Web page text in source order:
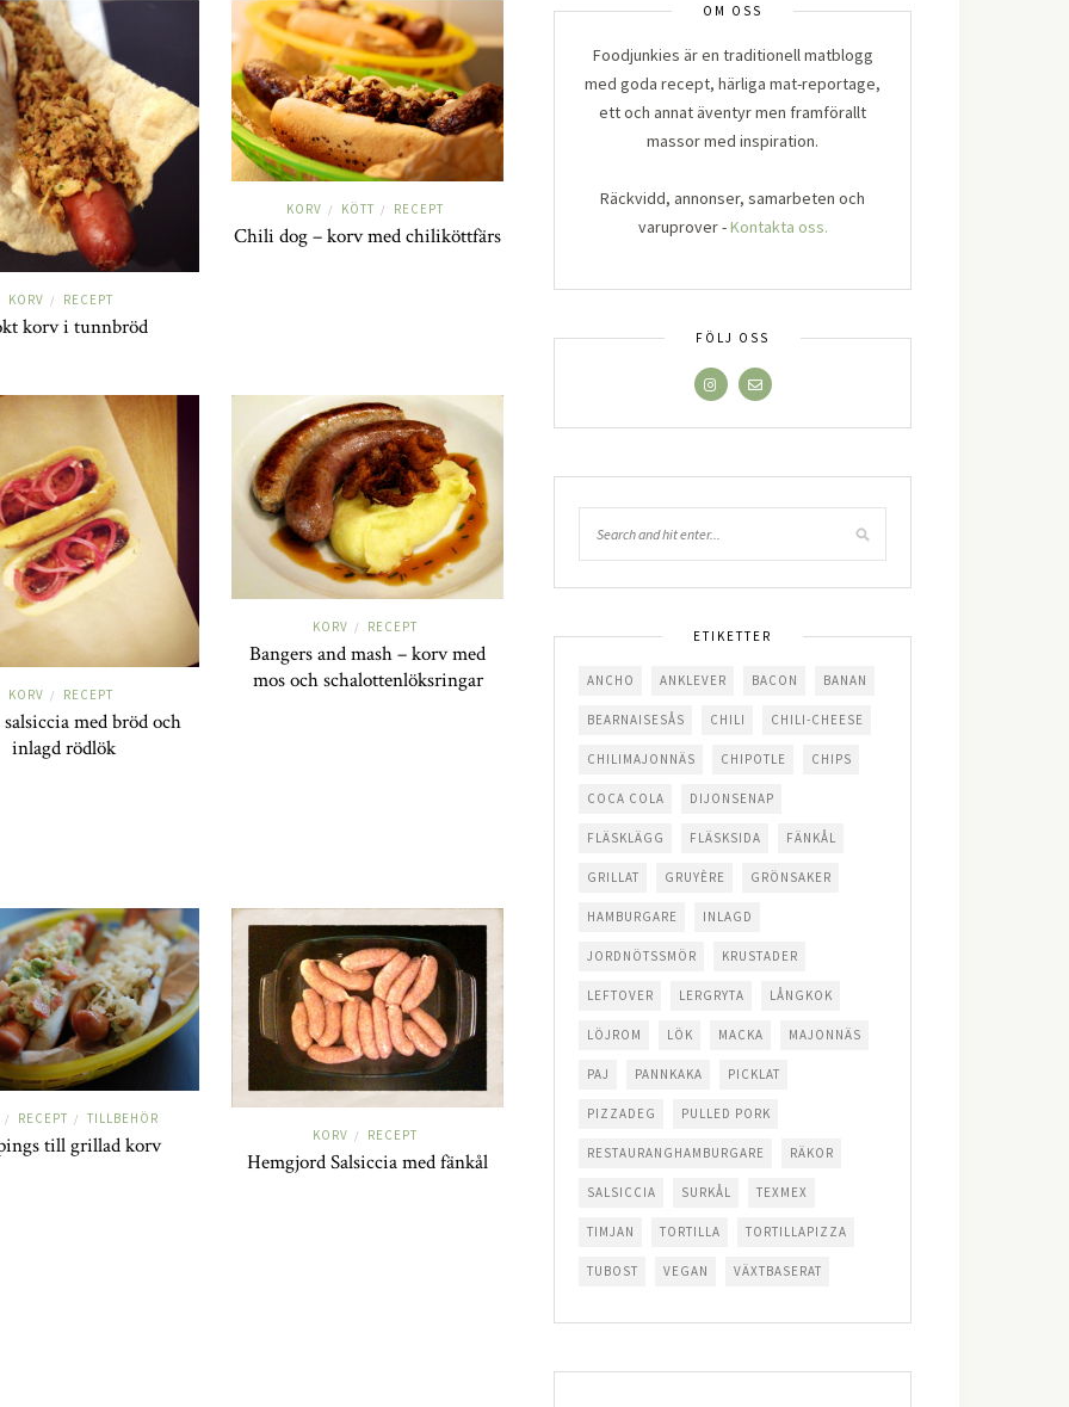
KORV / RECEPT
korv i tunnbröd
KORV / KÖTT / RECEPT
Chili dog – korv med chiliköttfärs
KORV / RECEPT
med bröd och
inlagd rödlök
KORV / RECEPT
Bangers and mash – korv med
mos och schalottenlöksringar
/ RECEPT / TILLBEHÖR
till grillad korv KORV / RECEPT
Hemgjord Salsiccia med fänkål
OM OSS
Foodjunkies är en traditionell matblogg
med goda recept, härliga mat-reportage,
ett och annat äventyr men framförallt
massor med inspiration.
Räckvidd, annonser, samarbeten och
varuprover -Kontakta oss.
FÖLJ OSS
ETIKETTER
ANCHO ANKLEVER BACON BANAN
BEARNAISESÅS CHILI CHILI-CHEESE
CHILIMAJONNÄS CHIPOTLE CHIPS
COCA COLA DIJONSENAP
FLÄSKLÄGG FLÄSKSIDA FÄNKÅL
GRILLAT GRUYÈRE GRÖNSAKER
HAMBURGARE INLAGD
JORDNÖTSSMÖR KRUSTADER
LEFTOVER LERGRYTA LÅNGKOK
LÖJROM LÖK MACKA MAJONNÄS
PAJ PANNKAKA PICKLAT
PIZZADEG PULLED PORK
RESTAURANGHAMBURGARE RÄKOR
SALSICCIA SURKÅL TEXMEX
TIMJAN TORTILLA TORTILLAPIZZA
TUBOST VEGAN VÄXTBASERAT